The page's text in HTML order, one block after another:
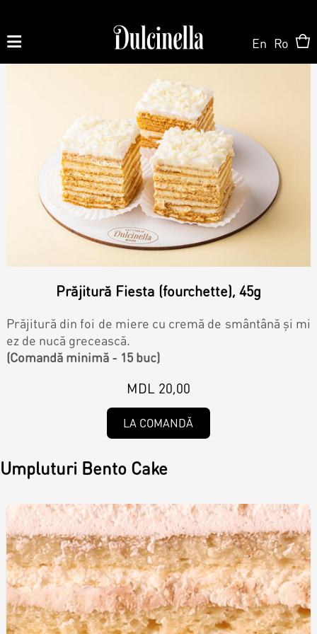
Produse la comandă:
062 10 02 11|060 02 58 58
На Заказ
На Заказ
Торт на заказ
Кэнди Бар
Магазин ONLINE
Кондитерская
Пирожные
Десерт
Макарон
Круассаны и маффины
Печенье
Плацинда
Контакты
En Ro
Prăjitură Fiesta (fourchette), 45g
Prăjitură din foi de miere cu cremă de smântână și mi
ez de nucă grecească.
(Comandă minimă - 15 buc)
MDL 20,00
LA COMANDĂ
Umpluturi Bento Cake